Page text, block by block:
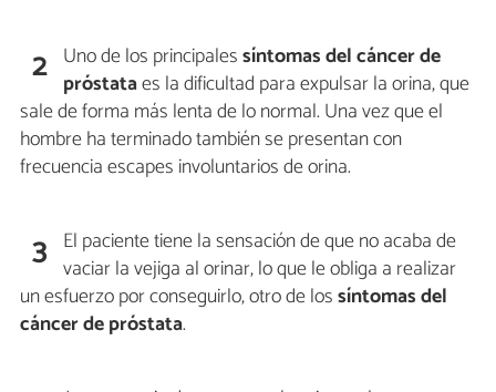
2 Uno de los principalessíntomas del cáncer de
próstataes la dificultad para expulsar la orina, que
sale de forma más lenta de lo normal. Una vez que el
hombre ha terminado también se presentan con
frecuencia escapes involuntarios de orina.
3 El paciente tiene la sensación de que no acaba de
vaciar la vejiga al orinar, lo que le obliga a realizar
un esfuerzo por conseguirlo, otro de lossíntomas del
cáncer de próstata.